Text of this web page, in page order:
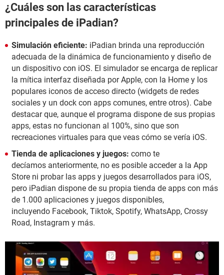
¿Cuáles son las características
principales de iPadian?
Simulación eficiente: iPadian brinda una reproducción
adecuada de la dinámica de funcionamiento y diseño de
un dispositivo con iOS. El simulador se encarga de replicar
la mítica interfaz diseñada por Apple, con la Home y los
populares iconos de acceso directo (widgets de redes
sociales y un dock con apps comunes, entre otros). Cabe
destacar que, aunque el programa dispone de sus propias
apps, estas no funcionan al 100%, sino que son
recreaciones virtuales para que veas cómo se vería iOS.
Tienda de aplicaciones y juegos: como te
decíamos anteriormente, no es posible acceder a la App
Store ni probar las apps y juegos desarrollados para iOS,
pero iPadian dispone de su propia tienda de apps con más
de 1.000 aplicaciones y juegos disponibles,
incluyendo Facebook, Tiktok, Spotify, WhatsApp, Crossy
Road, Instagram y más.